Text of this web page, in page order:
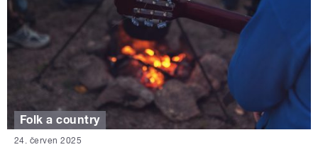
Folk a country
24. červen 2025